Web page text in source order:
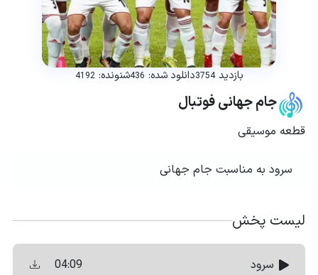
بازدید 3754دانلود شده: 436شنونده: 4192
جام جهانی فوتبال
قطعه موسیقی
سرود به مناسبت جام جهانی
لیست پخش
سرود 04:09